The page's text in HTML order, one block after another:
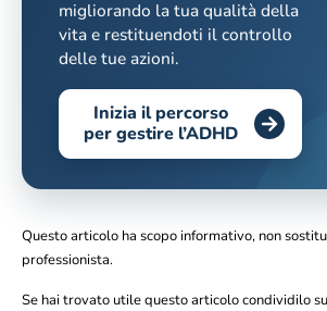
migliorando la tua qualità della
vita e restituendoti il controllo
delle tue azioni.
Inizia il percorso
per gestire l’ADHD
Questo articolo ha scopo informativo, non
professionista.
Se hai trovato utile questo articolo condividilo